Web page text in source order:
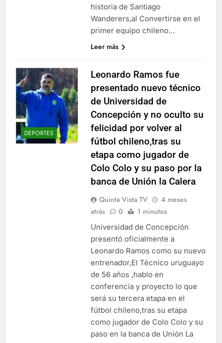
historia de Santiago
Wanderers,al Convertirse en el
primer equipo chileno…
Leer más
DEPORTES
Leonardo Ramos fue
presentado nuevo técnico
de Universidad de
Concepción y no oculto su
felicidad por volver al
fútbol chileno,tras su
etapa como jugador de
Colo Colo y su paso por la
banca de Unión la Calera
Quinta Vista TV
4 meses
atrás
0 1 minutos
Universidad de Concepción
presentó oficialmente a
Leonardo Ramos como su nuevo
entrenador,El Técnico uruguayo
de 56 años ,hablo en
conferencia y proyecto lo que
será su tercera etapa en el
fútbol chileno,tras su etapa
como jugador de Colo Colo y su
paso en la banca de Unión La